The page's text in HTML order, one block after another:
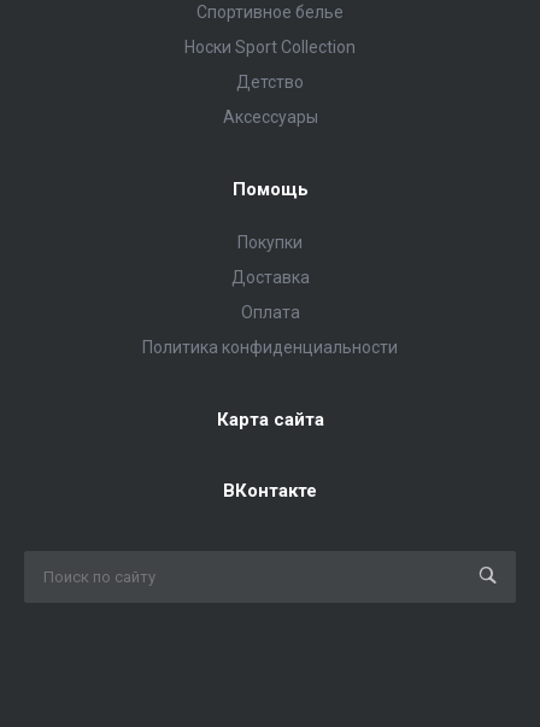
Спортивное белье
Носки Sport Collection
Детство
Аксессуары
Помощь
Покупки
Доставка
Оплата
Политика конфиденциальности
Карта сайта
ВКонтакте